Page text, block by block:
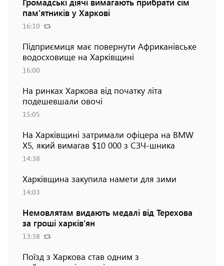
пам'ятників у Харкові
16:10
Підприємиця має повернути Африканівське
водосховище на Харківщині
16:00
На ринках Харкова від початку літа
подешевшали овочі
15:05
На Харківщині затримали офіцера на BMW
Х5, який вимагав $10 000 з СЗЧ-шника
14:38
Харківщина закупила намети для зими
14:03
Немовлятам видають медалі від Терехова
за гроші харків'ян
13:38
Поїзд з Харкова став одним з